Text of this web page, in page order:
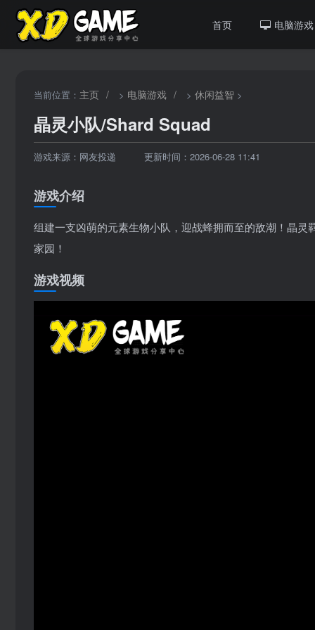
首页 电脑游戏
当前位置： 主页 / > 电脑游戏 / > 休闲益智 >
晶灵小队/Shard Squad
游戏来源：网友投递 更新时间：2026-06-28 11:41
游戏介绍
组建一支凶萌的元素生物小队，迎战蜂拥而至的敌潮！晶
家园！
游戏视频